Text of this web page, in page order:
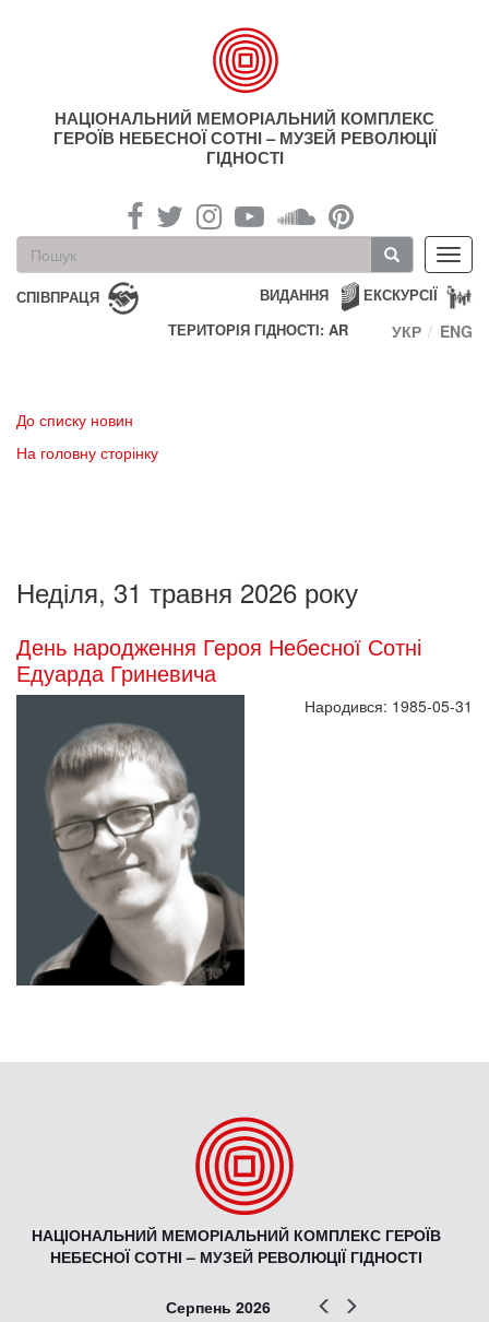
НАЦІОНАЛЬНИЙ МЕМОРІАЛЬНИЙ КОМПЛЕКС
ГЕРОЇВ НЕБЕСНОЇ СОТНІ – МУЗЕЙ РЕВОЛЮЦІЇ
ГІДНОСТІ
Пошукова
форма
Пошук
СПІВПРАЦЯ ЕКСКУРСІЇ
ВИДАННЯ
ТЕРИТОРІЯ ГІДНОСТІ: AR
УКР ENG
До списку новин
На головну сторінку
Неділя, 31 травня 2026 року
День народження Героя Небесної Сотні
Едуарда Гриневича
Народився: 1985-05-31
НАЦІОНАЛЬНИЙ МЕМОРІАЛЬНИЙ КОМПЛЕКС ГЕРОЇВ
НЕБЕСНОЇ СОТНІ – МУЗЕЙ РЕВОЛЮЦІЇ ГІДНОСТІ
Попер
Серпень 2026